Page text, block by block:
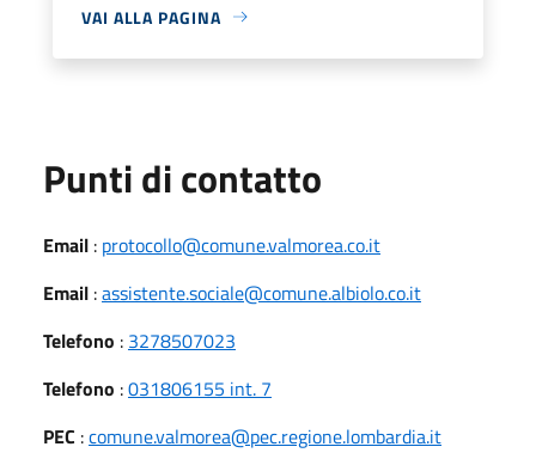
VAI ALLA PAGINA
Punti di contatto
Email : protocollo@comune.valmorea.co.it
Email :assistente.sociale@comune.albiolo.co.it
Telefono : 3278507023
Telefono :031806155 int. 7
PEC :comune.valmorea@pec.regione.lombardia.it